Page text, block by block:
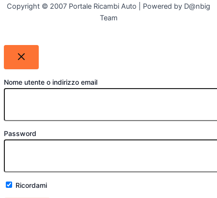
Copyright © 2007 Portale Ricambi Auto | Powered by D@nbig
Team
Nome utente o indirizzo email
Password
Ricordami